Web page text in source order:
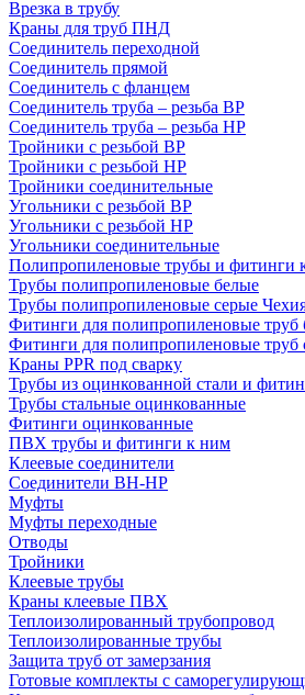
Врезка в трубу
Краны для труб ПНД
Соединитель переходной
Соединитель прямой
Соединитель с фланцем
Соединитель труба – резьба ВР
Соединитель труба – резьба НР
Тройники с резьбой ВР
Тройники с резьбой НР
Тройники соединительные
Угольники с резьбой ВР
Угольники с резьбой НР
Угольники соединительные
Полипропиленовые трубы и фитинги
Трубы полипропиленовые белые
Трубы полипропиленовые серые
Фитинги для полипропиленовые труб
Фитинги для полипропиленовые труб
Краны PPR под сварку
Трубы из оцинкованной стали и
Трубы стальные оцинкованные
Фитинги оцинкованные
ПВХ трубы и фитинги к ним
Клеевые соединители
Соединители ВН-НР
Муфты
Муфты переходные
Отводы
Тройники
Клеевые трубы
Краны клеевые ПВХ
Теплоизолированный трубопровод
Теплоизолированные трубы
Защита труб от замерзания
Готовые комплекты с